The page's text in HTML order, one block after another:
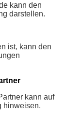
kann den
darstellen.
ist, kann den
kann auf
hinweisen.